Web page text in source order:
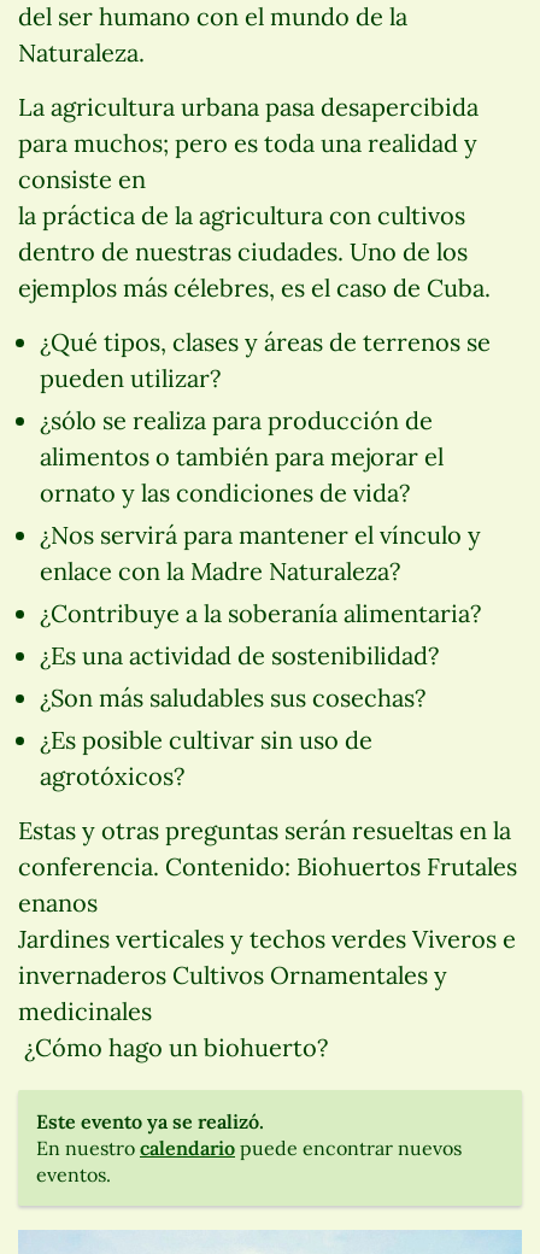
del ser humano con el mundo de la
Naturaleza.
La agricultura urbana pasa desapercibida
para muchos; pero es toda una realidad y
consiste en
la práctica de la agricultura con cultivos
dentro de nuestras ciudades. Uno de los
ejemplos más célebres, es el caso de Cuba.
¿Qué tipos, clases y áreas de terrenos se
pueden utilizar?
¿sólo se realiza para producción de
alimentos o también para mejorar el
ornato y las condiciones de vida?
¿Nos servirá para mantener el vínculo y
enlace con la Madre Naturaleza?
¿Contribuye a la soberanía alimentaria?
¿Es una actividad de sostenibilidad?
¿Son más saludables sus cosechas?
¿Es posible cultivar sin uso de
agrotóxicos?
Estas y otras preguntas serán resueltas en la
conferencia. Contenido: Biohuertos Frutales
enanos
Jardines verticales y techos verdes Viveros e
invernaderos Cultivos Ornamentales y
medicinales
¿Cómo hago un biohuerto?
Este evento ya se realizó.
En nuestro calendario puede encontrar nuevos
eventos.